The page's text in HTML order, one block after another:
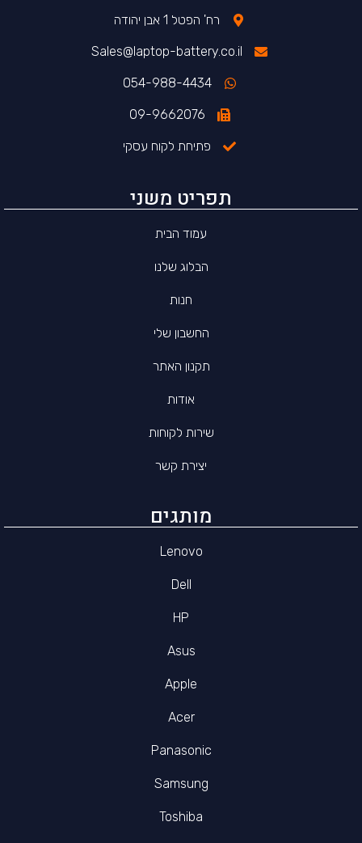
רח' הפטל 1 אבן יהודה
Sales@laptop-battery.co.il
054-988-4434
09-9662076
פתיחת לקוח עסקי
תפריט משני
עמוד הבית
הבלוג שלנו
חנות
החשבון שלי
תקנון האתר
אודות
שירות לקוחות
יצירת קשר
מותגים
Lenovo
Dell
HP
Asus
Apple
Acer
Panasonic
Samsung
Toshiba